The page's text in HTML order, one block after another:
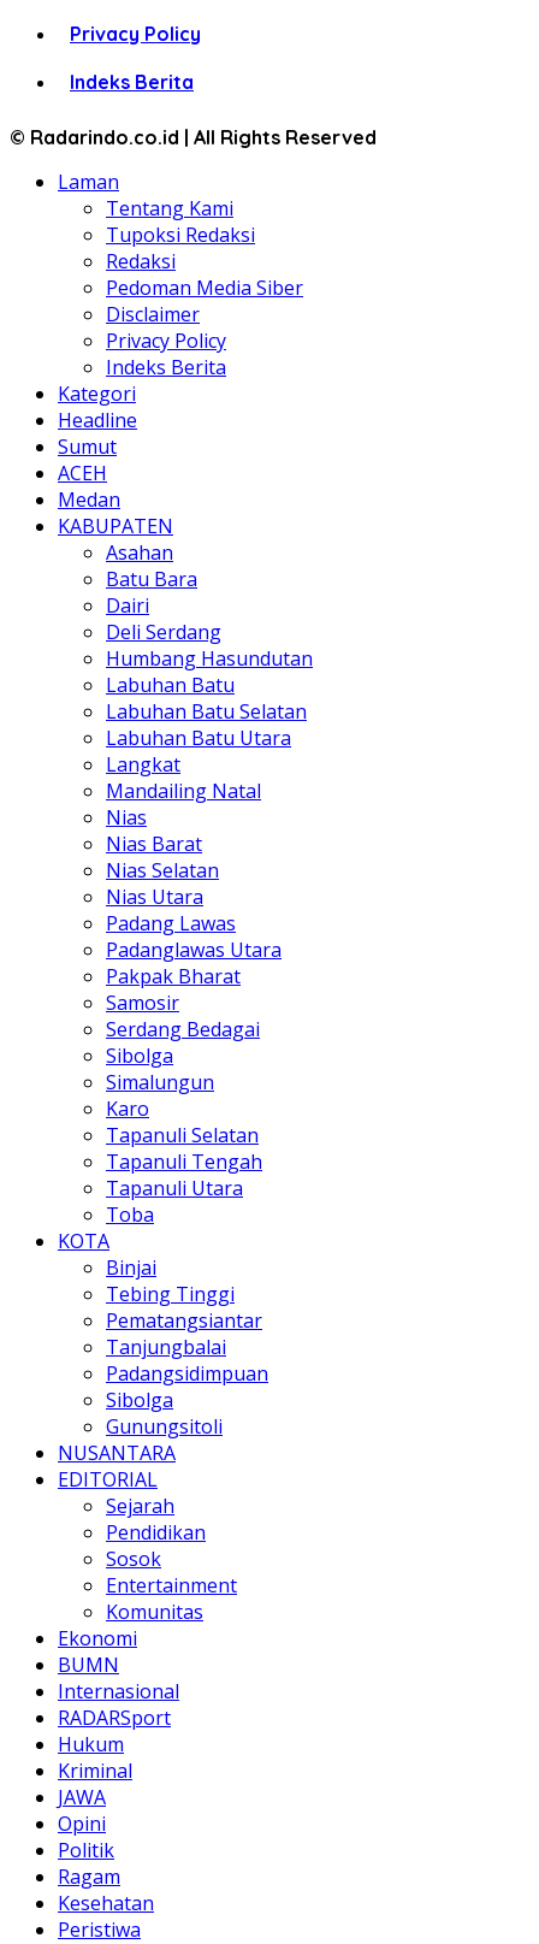
Privacy Policy
Indeks Berita
© Radarindo.co.id | All Rights Reserved
Laman
Tentang Kami
Tupoksi Redaksi
Redaksi
Pedoman Media Siber
Disclaimer
Privacy Policy
Indeks Berita
Kategori
Headline
Sumut
ACEH
Medan
KABUPATEN
Asahan
Batu Bara
Dairi
Deli Serdang
Humbang Hasundutan
Labuhan Batu
Labuhan Batu Selatan
Labuhan Batu Utara
Langkat
Mandailing Natal
Nias
Nias Barat
Nias Selatan
Nias Utara
Padang Lawas
Padanglawas Utara
Pakpak Bharat
Samosir
Serdang Bedagai
Sibolga
Simalungun
Karo
Tapanuli Selatan
Tapanuli Tengah
Tapanuli Utara
Toba
KOTA
Binjai
Tebing Tinggi
Pematangsiantar
Tanjungbalai
Padangsidimpuan
Sibolga
Gunungsitoli
NUSANTARA
EDITORIAL
Sejarah
Pendidikan
Sosok
Entertainment
Komunitas
Ekonomi
BUMN
Internasional
RADARSport
Hukum
Kriminal
JAWA
Opini
Politik
Ragam
Kesehatan
Peristiwa